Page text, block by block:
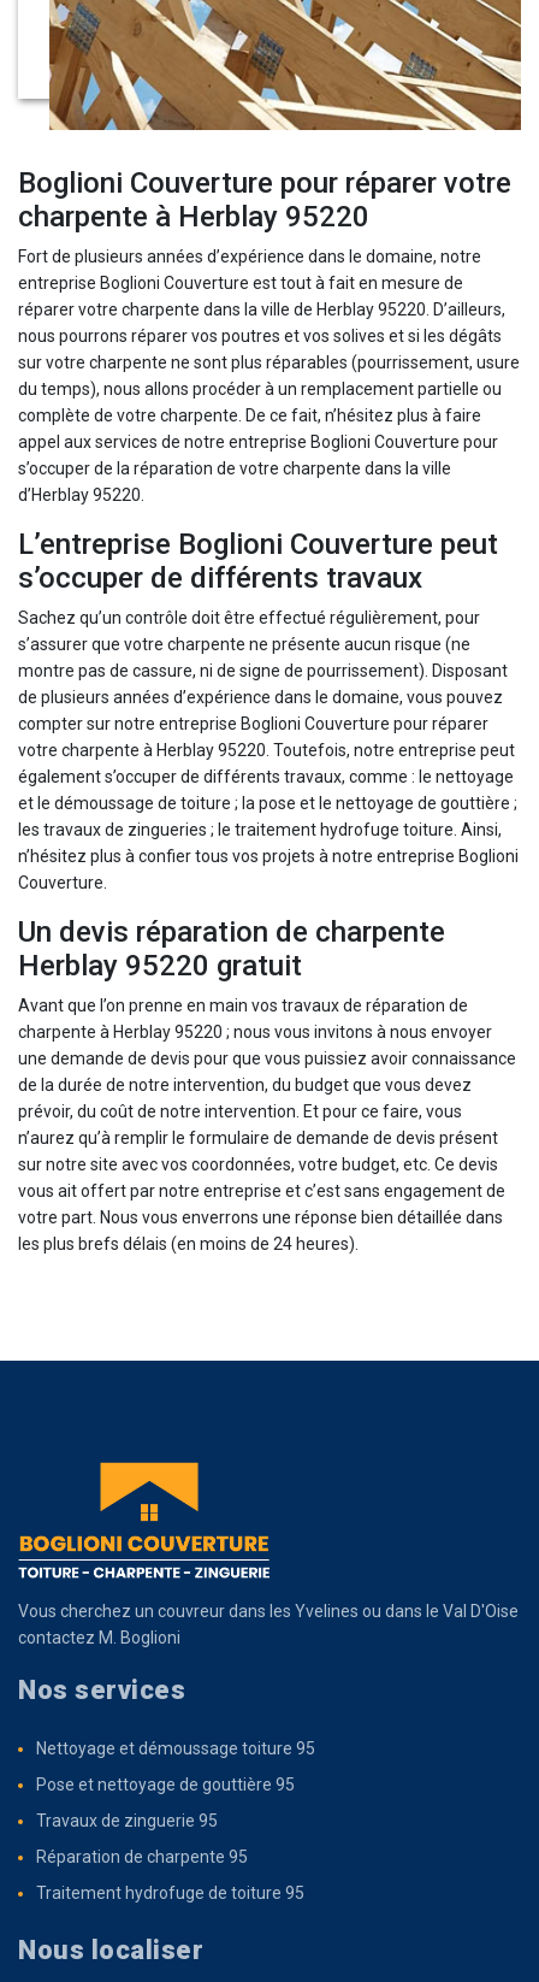
Boglioni Couverture pour réparer votre
charpente à Herblay 95220
Fort de plusieurs années d’expérience dans le domaine, notre
entreprise Boglioni Couverture est tout à fait en mesure de
réparer votre charpente dans la ville de Herblay 95220. D’ailleurs,
nous pourrons réparer vos poutres et vos solives et si les dégâts
sur votre charpente ne sont plus réparables (pourrissement, usure
du temps), nous allons procéder à un remplacement partielle ou
complète de votre charpente. De ce fait, n’hésitez plus à faire
appel aux services de notre entreprise Boglioni Couverture pour
s’occuper de la réparation de votre charpente dans la ville
d’Herblay 95220.
L’entreprise Boglioni Couverture peut
s’occuper de différents travaux
Sachez qu’un contrôle doit être effectué régulièrement, pour
s’assurer que votre charpente ne présente aucun risque (ne
montre pas de cassure, ni de signe de pourrissement). Disposant
de plusieurs années d’expérience dans le domaine, vous pouvez
compter sur notre entreprise Boglioni Couverture pour réparer
votre charpente à Herblay 95220. Toutefois, notre entreprise peut
également s’occuper de différents travaux, comme : le nettoyage
et le démoussage de toiture ; la pose et le nettoyage de gouttière ;
les travaux de zingueries ; le traitement hydrofuge toiture. Ainsi,
n’hésitez plus à confier tous vos projets à notre entreprise Boglioni
Couverture.
Un devis réparation de charpente
Herblay 95220 gratuit
Avant que l’on prenne en main vos travaux de réparation de
charpente à Herblay 95220 ; nous vous invitons à nous envoyer
une demande de devis pour que vous puissiez avoir connaissance
de la durée de notre intervention, du budget que vous devez
prévoir, du coût de notre intervention. Et pour ce faire, vous
n’aurez qu’à remplir le formulaire de demande de devis présent
sur notre site avec vos coordonnées, votre budget, etc. Ce devis
vous ait offert par notre entreprise et c’est sans engagement de
votre part. Nous vous enverrons une réponse bien détaillée dans
les plus brefs délais (en moins de 24 heures).
Vous cherchez un couvreur dans les Yvelines ou dans le Val D'Oise
contactez M. Boglioni
Nos services
Nettoyage et démoussage toiture 95
Pose et nettoyage de gouttière 95
Travaux de zinguerie 95
Réparation de charpente 95
Traitement hydrofuge de toiture 95
Nous localiser